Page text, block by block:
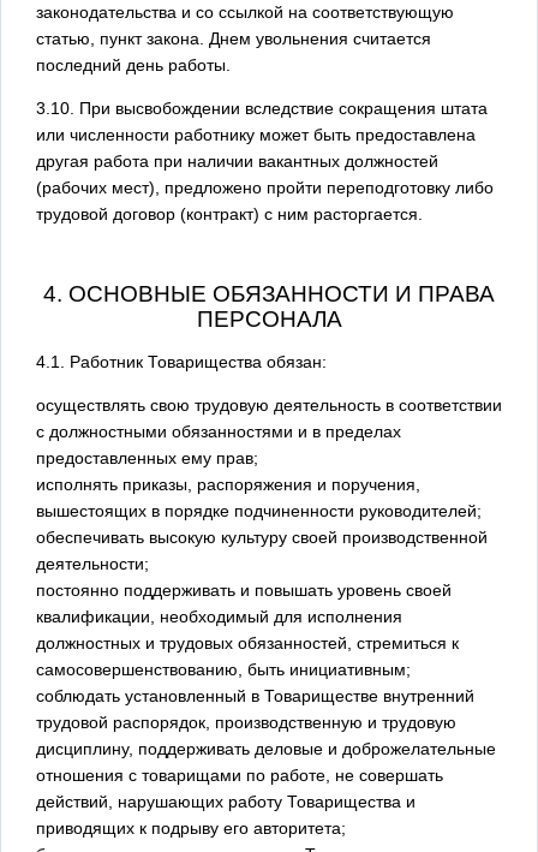
законодательства и со ссылкой на соответствующую
статью, пункт закона. Днем увольнения считается
последний день работы.
3.10. При высвобождении вследствие сокращения штата
или численности работнику может быть предоставлена
другая работа при наличии вакантных должностей
(рабочих мест), предложено пройти переподготовку либо
трудовой договор (контракт) с ним расторгается.
4. ОСНОВНЫЕ ОБЯЗАННОСТИ И ПРАВА
ПЕРСОНАЛА
4.1. Работник Товарищества обязан:
осуществлять свою трудовую деятельность в соответствии
с должностными обязанностями и в пределах
предоставленных ему прав;
исполнять приказы, распоряжения и поручения,
вышестоящих в порядке подчиненности руководителей;
обеспечивать высокую культуру своей производственной
деятельности;
постоянно поддерживать и повышать уровень своей
квалификации, необходимый для исполнения
должностных и трудовых обязанностей, стремиться к
самосовершенствованию, быть инициативным;
соблюдать установленный в Товариществе внутренний
трудовой распорядок, производственную и трудовую
дисциплину, поддерживать деловые и доброжелательные
отношения с товарищами по работе, не совершать
действий, нарушающих работу Товарищества и
приводящих к подрыву его авторитета;